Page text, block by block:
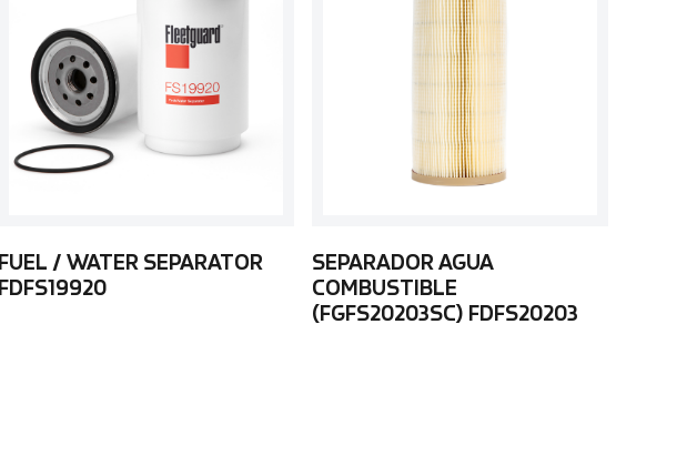
FUEL / WATER SEPARATOR
FDFS19920
SEPARADOR AGUA
COMBUSTIBLE
(FGFS20203SC) FDFS20203